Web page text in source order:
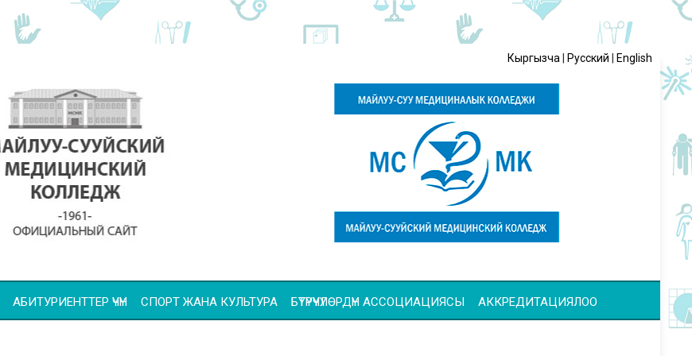
Кыргызча Русский English
АБИТУРИЕНТТЕР ҮЧҮН СПОРТ ЖАНА КУЛЬТУРА БҮТҮРҮҮЧҮЛӨРДҮН АССОЦИАЦИЯСЫ АККРЕДИТАЦИЯЛОО